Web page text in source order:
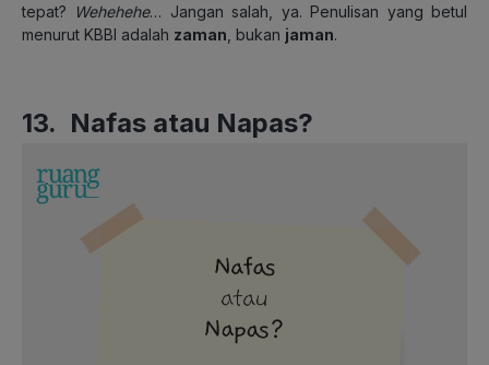
tepat?
Wehehehe… Jangan salah, ya. Penulisan yang betul
menurut KBBI adalah zaman , bukan jaman.
13. Nafas atau Napas?